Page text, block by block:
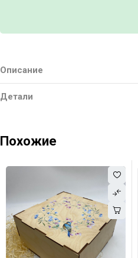
Описание
Детали
Похожие